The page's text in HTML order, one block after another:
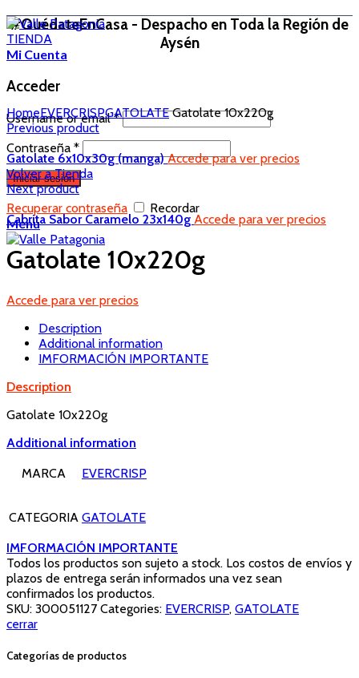
#QuédateEnCasa - Despacho en Toda la Región de
Aysén
TIENDA
Mi Cuenta
Acceder
Username or email*
Contraseña *
Iniciar sesión
Recuperar contraseña
Recordar
Menu
HomeEVERCRISPGATOLATEGatolate 10x220g
Previous product
Gatolate 6x10x30g (manga)Accede para ver precios
Volver a Tienda
Next product
Cabrita Sabor Caramelo 23x140g Accede para ver precios
Gatolate 10x220g
Accede para ver precios
Description
Additional information
IMFORMACIÓN IMPORTANTE
Description
Gatolate 10x220g
Additional information
MARCA
EVERCRISP
CATEGORIA GATOLATE
IMFORMACIÓN IMPORTANTE
Todos los productos son sujeto a stock. Los costos de envíos y
plazos de entrega serán informados una vez sean
confirmados los productos.
SKU: 300051127 Categories: EVERCRISP, GATOLATE
cerrar
Categorías de productos